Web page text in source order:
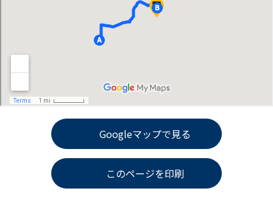
Googleマップで見る
このページを印刷